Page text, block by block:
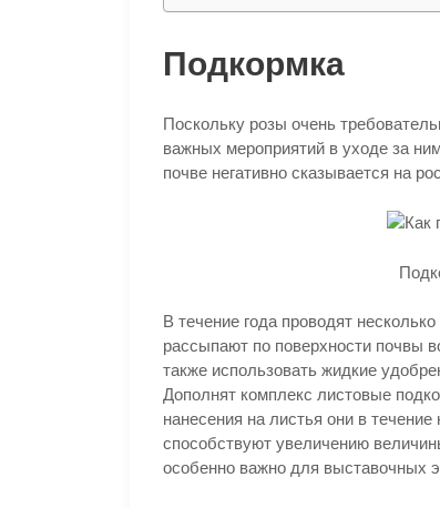
Подкормка
Поскольку розы очень
важных мероприятий в уходе за
почве негативно сказывается на
В течение года проводят
рассыпают по поверхности почвы
также использовать жидкие
Дополнят комплекс листовые
нанесения на листья они в
способствуют увеличению
особенно важно для выставочных